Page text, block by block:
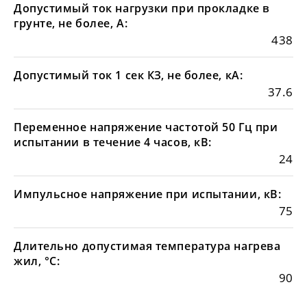
Допустимый ток нагрузки при прокладке в
грунте, не более, А:
438
Допустимый ток 1 сек КЗ, не более, кА:
37.6
Переменное напряжение частотой 50 Гц при
испытании в течение 4 часов, кВ:
24
Импульсное напряжение при испытании, кВ:
75
Длительно допустимая температура нагрева
жил, °С:
90